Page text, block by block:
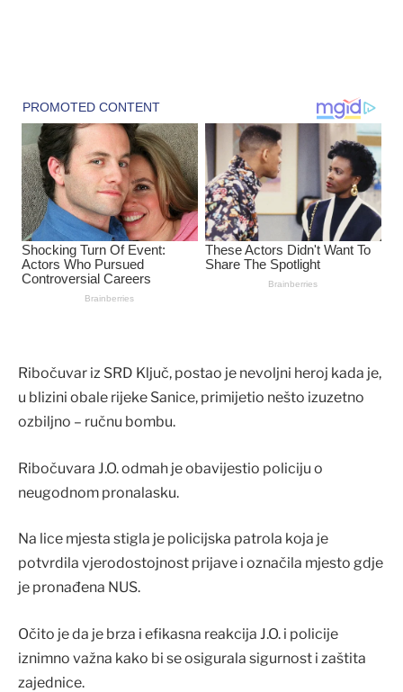
Ribočuvar iz SRD Ključ, postao je nevoljni heroj kada je,
u blizini obale rijeke Sanice, primijetio nešto izuzetno
ozbiljno – ručnu bombu.
Ribočuvara J.O. odmah je obavijestio policiju o
neugodnom pronalasku.
Na lice mjesta stigla je policijska patrola koja je
potvrdila vjerodostojnost prijave i označila mjesto gdje
je pronađena NUS.
Očito je da je brza i efikasna reakcija J.O. i policije
iznimno važna kako bi se osigurala sigurnost i zaštita
zajednice.